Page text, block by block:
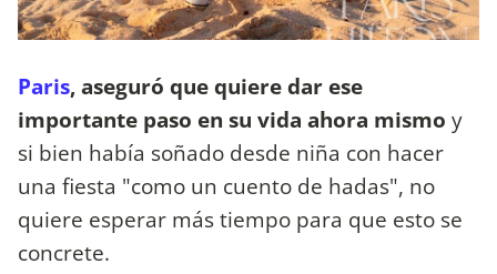
Paris, aseguró que quiere dar ese
importante paso en su vida ahora mismo y
si bien había soñado desde niña con hacer
una fiesta "como un cuento de hadas", no
quiere esperar más tiempo para que esto se
concrete.